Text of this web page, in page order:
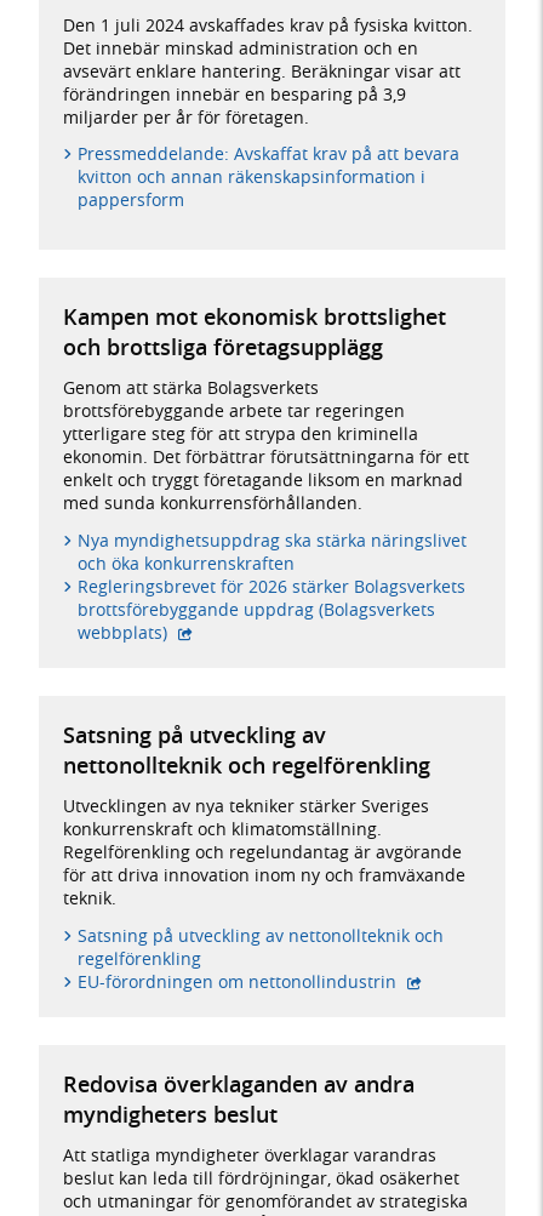
Den 1 juli 2024 avskaffades krav på fysiska kvitton.
Det innebär minskad administration och en
avsevärt enklare hantering. Beräkningar visar att
förändringen innebär en besparing på 3,9
miljarder per år för företagen.
Pressmeddelande: Avskaffat krav på att bevara
kvitton och annan räkenskapsinformation i
pappersform
Kampen mot ekonomisk brottslighet
och brottsliga företagsupplägg
Genom att stärka Bolagsverkets
brottsförebyggande arbete tar regeringen
ytterligare steg för att strypa den kriminella
ekonomin. Det förbättrar förutsättningarna för ett
enkelt och tryggt företagande liksom en marknad
med sunda konkurrensförhållanden.
Nya myndighetsuppdrag ska stärka näringslivet
och öka konkurrenskraften
Regleringsbrevet för 2026 stärker Bolagsverkets
brottsförebyggande uppdrag (Bolagsverkets
webbplats) - extern webbplats,
Satsning på utveckling av
nettonollteknik och regelförenkling
Utvecklingen av nya tekniker stärker Sveriges
konkurrenskraft och klimatomställning.
Regelförenkling och regelundantag är avgörande
för att driva innovation inom ny och framväxande
teknik.
Satsning på utveckling av nettonollteknik och
regelförenkling
EU-förordningen om nettonollindustrin - extern
Redovisa överklaganden av andra
myndigheters beslut
Att statliga myndigheter överklagar varandras
beslut kan leda till fördröjningar, ökad osäkerhet
och utmaningar för genomförandet av strategiska